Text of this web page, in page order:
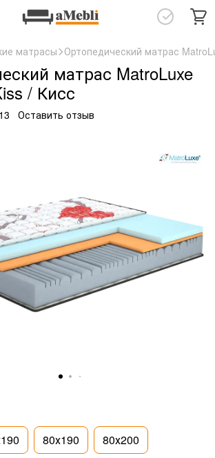
матрасы Ортопедический матрас
матрас MatroLuxe
/ Кисс
Оставить отзыв
80х190 80х200